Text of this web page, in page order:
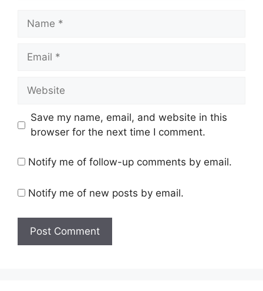
Name
Email
Website
Save my name, email, and website in this
browser for the next time I comment.
Notify me of follow-up comments by email.
Notify me of new posts by email.